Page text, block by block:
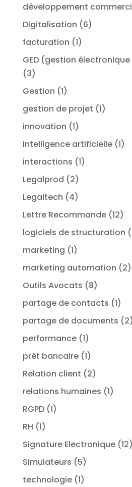
développement
Digitalisation (6)
facturation (1)
GED (gestion
(3)
Gestion (1)
gestion de projet (1)
innovation (1)
Intelligence artificielle(1)
interactions (1)
Legalprod (2)
Legaltech (4)
Lettre Recommande(12)
logiciels de structuration
marketing (1)
marketing automation (2)
Outils Avocats (8)
partage de contacts (1)
partage de documents (2)
performance(1)
prêt bancaire(1)
Relation client (2)
relations humaines (1)
RGPD(1)
RH (1)
Signature Electronique(12)
Simulateurs (5)
technologie(1)